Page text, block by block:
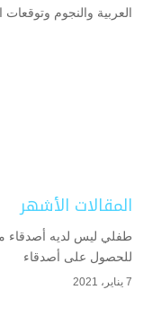
العربية والنجوم وتوقعات
المقالات الأشهر
طفلي ليس لديه أصدقاء
للحصول على أصدقاء
7 يناير، 2021